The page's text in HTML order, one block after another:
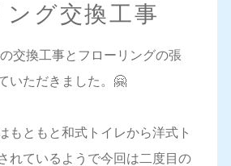
ング交換工事
交換工事とフローリングの張
いただきました。🤗
もともと和式トイレから洋式ト
れているようで今回は二度目の